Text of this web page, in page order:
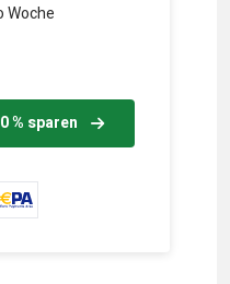
Woche
% sparen